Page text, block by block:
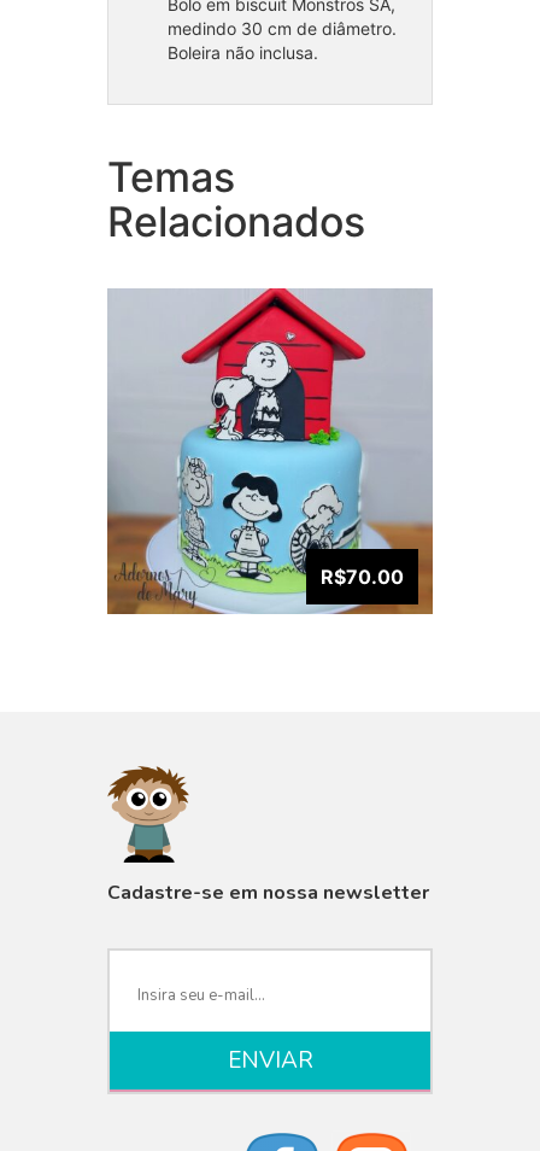
Bolo em biscuit Monstros SA,
medindo 30 cm de diâmetro.
Boleira não inclusa.
Temas
Relacionados
Bolo Fake Snoopy
R$70.00
Cadastre-se em nossa newsletter